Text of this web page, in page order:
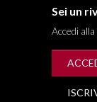
Sei un
Accedi